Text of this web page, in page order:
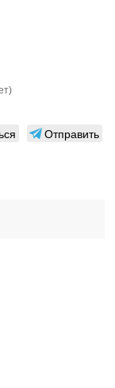
Отправить